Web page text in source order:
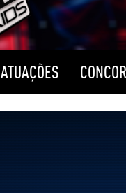
ATUAÇÕES